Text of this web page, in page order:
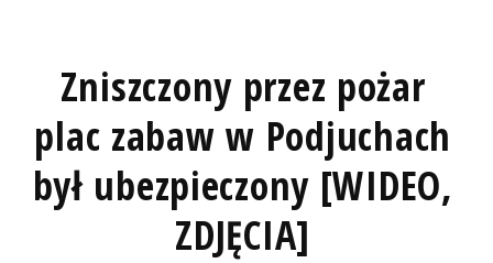
Zniszczony przez pożar
plac zabaw w Podjuchach
był ubezpieczony [WIDEO,
ZDJĘCIA]